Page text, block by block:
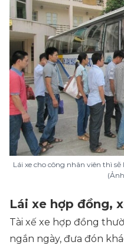
Lái xe cho công nhân viên thì
Lái xe hợp đồng,
Tài xế xe hợp đồng
ngắn ngày, đưa đón